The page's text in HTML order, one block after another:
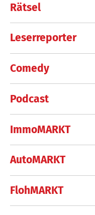
Rätsel
Leserreporter
Comedy
Podcast
ImmoMARKT
AutoMARKT
FlohMARKT